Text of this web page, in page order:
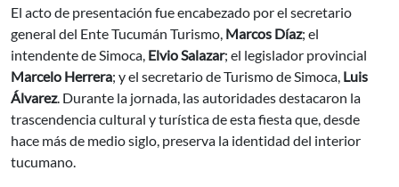
El acto de presentación fue encabezado por el secretario
general del Ente Tucumán Turismo, Marcos Díaz; el
intendente de Simoca, Elvio Salazar; el legislador provincial
Marcelo Herrera; y el secretario de Turismo de Simoca, Luis
Álvarez. Durante la jornada, las autoridades destacaron la
trascendencia cultural y turística de esta fiesta que, desde
hace más de medio siglo, preserva la identidad del interior
tucumano.